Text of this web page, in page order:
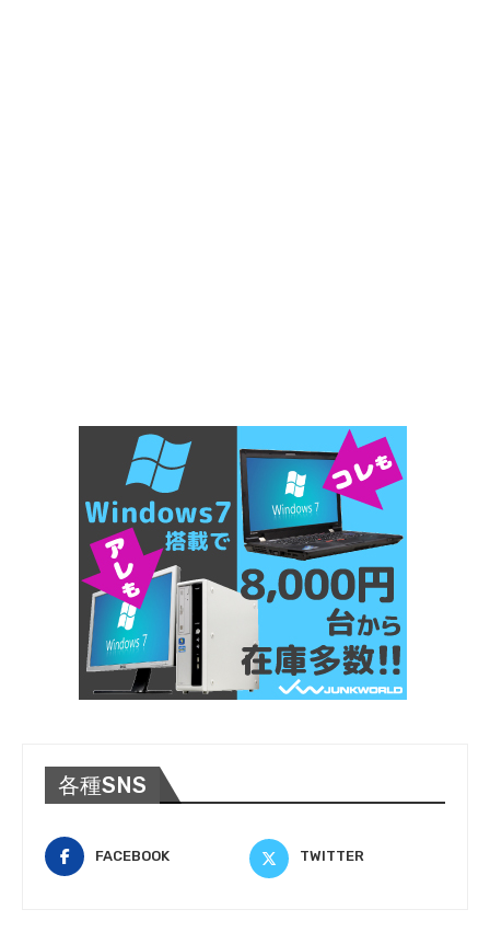
各種SNS
FACEBOOK TWITTER